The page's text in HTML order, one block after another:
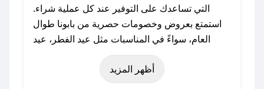
التي تساعدك على التوفير عند كل عملية شراء.
استمتع بعروض وخصومات حصرية من بابونا طوال
العام، سواءً في المناسبات مثل عيد الفطر، عيد
الأضحى، الجمعة البيضاء (شهر نوفمبر)، رمضان،
اليوم الوطني، يوم التأسيس، أو حتى عروض خاصة
أظهر المزيد